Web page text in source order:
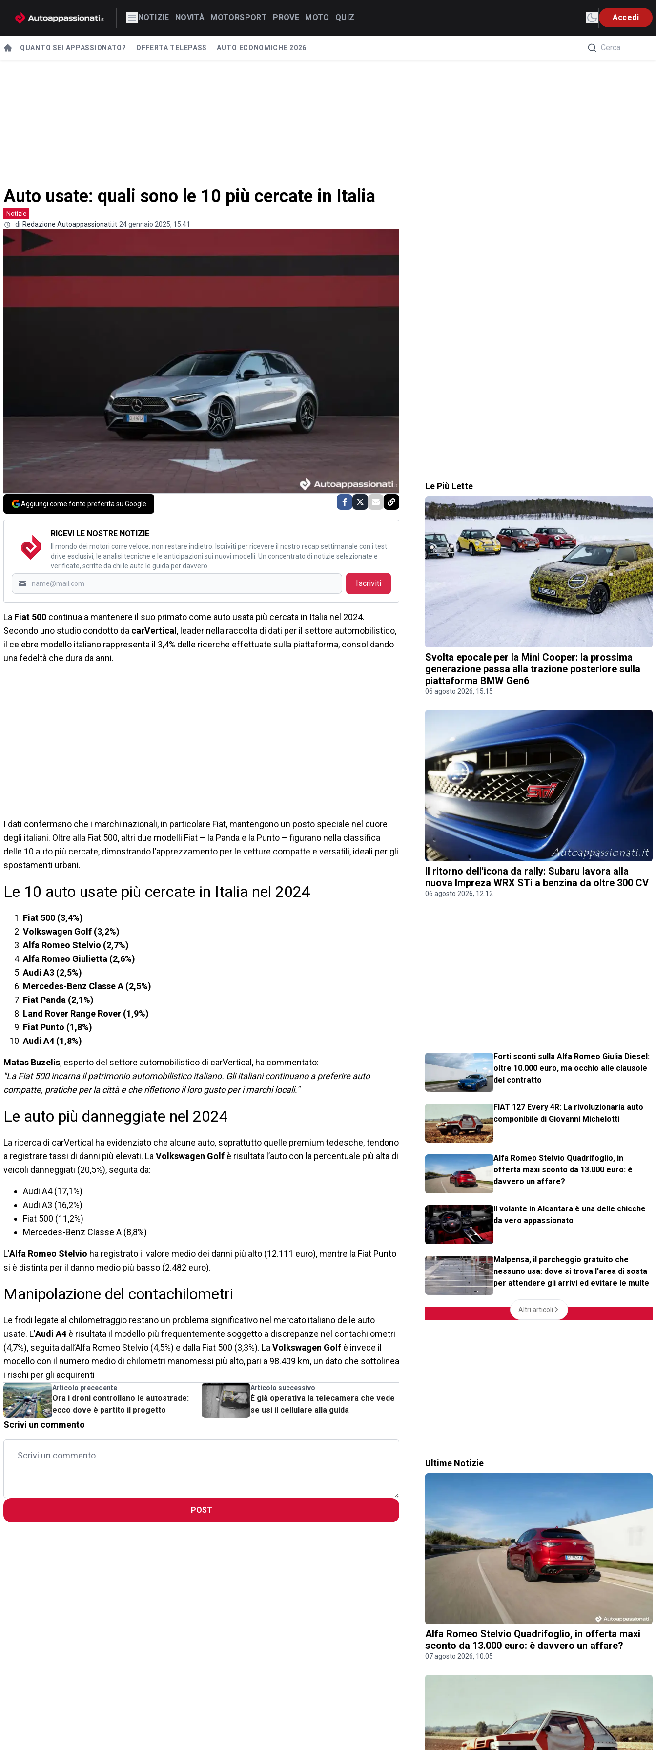
NOTIZIE NOVITÀ MOTORSPORT PROVE MOTO QUIZ Accedi
QUANTO SEI APPASSIONATO? OFFERTA TELEPASS AUTO ECONOMICHE 2026
Auto usate: quali sono le 10 più cercate in Italia
Notizie
di Redazione Autoappassionati.it 24 gennaio 2025, 15.41
Aggiungi come fonte preferita su Google
RICEVI LE NOSTRE NOTIZIE
Il mondo dei motori corre veloce: non restare indietro. Iscriviti per ricevere il nostro recap settimanale con i test
drive esclusivi, le analisi tecniche e le anticipazioni sui nuovi modelli. Un concentrato di notizie selezionate e
verificate, scritte da chi le auto le guida per davvero.
Iscriviti
La Fiat 500 continua a mantenere il suo primato come auto usata più cercata in Italia nel 2024.
Secondo uno studio condotto da carVertical , leader nella raccolta di dati per il settore automobilistico,
il celebre modello italiano rappresenta il 3,4% delle ricerche effettuate sulla piattaforma, consolidando
una fedeltà che dura da anni.
I dati confermano che i marchi nazionali, in particolare Fiat, mantengono un posto speciale nel cuore
degli italiani. Oltre alla Fiat 500, altri due modelli Fiat – la Panda e la Punto – figurano nella classifica
delle 10 auto più cercate, dimostrando l’apprezzamento per le vetture compatte e versatili, ideali per gli
spostamenti urbani.
Le 10 auto usate più cercate in Italia nel 2024
Fiat 500 (3,4%)
Volkswagen Golf (3,2%)
Alfa Romeo Stelvio (2,7%)
Alfa Romeo Giulietta (2,6%)
Audi A3 (2,5%)
Mercedes-Benz Classe A (2,5%)
Fiat Panda (2,1%)
Land Rover Range Rover (1,9%)
Fiat Punto (1,8%)
Audi A4 (1,8%)
Matas Buzelis, esperto del settore automobilistico di carVertical, ha commentato:
"La Fiat 500 incarna il patrimonio automobilistico italiano. Gli italiani continuano a preferire auto
compatte, pratiche per la città e che riflettono il loro gusto per i marchi locali."
Le auto più danneggiate nel 2024
La ricerca di carVertical ha evidenziato che alcune auto, soprattutto quelle premium tedesche, tendono
a registrare tassi di danni più elevati. La Volkswagen Golf è risultata l’auto con la percentuale più alta di
veicoli danneggiati (20,5%), seguita da:
Audi A4 (17,1%)
Audi A3 (16,2%)
Fiat 500 (11,2%)
Mercedes-Benz Classe A (8,8%)
L’Alfa Romeo Stelvio ha registrato il valore medio dei danni più alto (12.111 euro), mentre la Fiat Punto
si è distinta per il danno medio più basso (2.482 euro).
Manipolazione del contachilometri
Le frodi legate al chilometraggio restano un problema significativo nel mercato italiano delle auto
usate. L’Audi A4 è risultata il modello più frequentemente soggetto a discrepanze nel contachilometri
(4,7%), seguita dall’Alfa Romeo Stelvio (4,5%) e dalla Fiat 500 (3,3%). La Volkswagen Golf è invece il
modello con il numero medio di chilometri manomessi più alto, pari a 98.409 km, un dato che sottolinea
i rischi per gli acquirenti
Articolo precedente
Ora i droni controllano le autostrade:
ecco dove è partito il progetto
Articolo successivo
È già operativa la telecamera che vede
se usi il cellulare alla guida
Scrivi un commento
POST
Le Più Lette
Svolta epocale per la Mini Cooper: la prossima
generazione passa alla trazione posteriore sulla
piattaforma BMW Gen6
06 agosto 2026, 15.15
Il ritorno dell'icona da rally: Subaru lavora alla
nuova Impreza WRX STi a benzina da oltre 300 CV
06 agosto 2026, 12.12
Forti sconti sulla Alfa Romeo Giulia Diesel:
oltre 10.000 euro, ma occhio alle clausole
del contratto
FIAT 127 Every 4R: La rivoluzionaria auto
componibile di Giovanni Michelotti
Alfa Romeo Stelvio Quadrifoglio, in
offerta maxi sconto da 13.000 euro: è
davvero un affare?
Il volante in Alcantara è una delle chicche
da vero appassionato
Malpensa, il parcheggio gratuito che
nessuno usa: dove si trova l'area di sosta
per attendere gli arrivi ed evitare le multe
Altri articoli
Ultime Notizie
Alfa Romeo Stelvio Quadrifoglio, in offerta maxi
sconto da 13.000 euro: è davvero un affare?
07 agosto 2026, 10.05